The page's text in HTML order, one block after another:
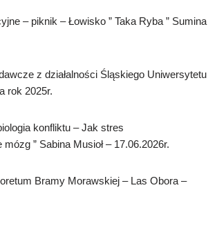
– piknik – Łowisko ” Taka Ryba ” Sumina
z działalności Śląskiego Uniwersytetu
rok 2025r.
konfliktu – Jak stres
” Sabina Musioł – 17.06.2026r.
Bramy Morawskiej – Las Obora –